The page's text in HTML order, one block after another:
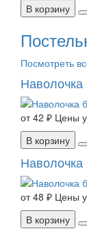
В корзину
Посмотреть
Наволочка
от 42 ₽ Цены
В корзину
Наволочка
от 48 ₽ Цены
В корзину